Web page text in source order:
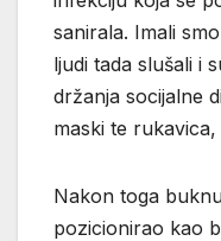
sanirala. Imali
ljudi tada slušali i
držanja socijalne
maski te
Nakon toga
pozicionirao kao